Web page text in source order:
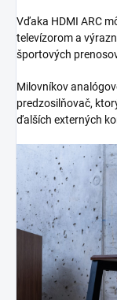
Vďaka HDMI ARC
televízorom a
športových
Milovníkov
predzosilňovač,
ďalších externých